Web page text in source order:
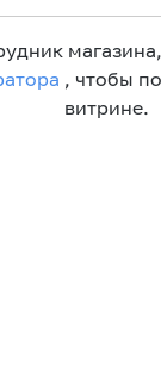
магазина,
, чтобы
витрине.